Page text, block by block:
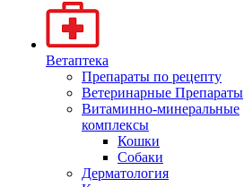
Ветаптека
Препараты по рецепту
Ветеринарные Препараты
Витаминно-минеральные
комплексы
Кошки
Собаки
Дерматология